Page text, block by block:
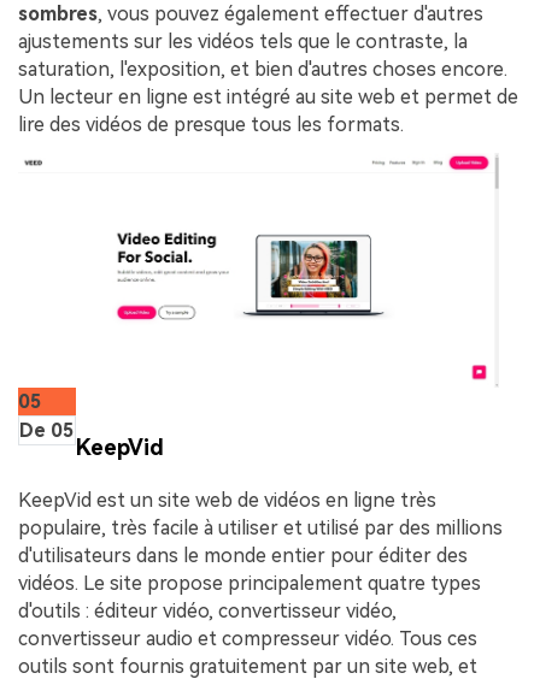
sombres, vous pouvez également effectuer d'autres
ajustements sur les vidéos tels que le contraste, la
saturation, l'exposition, et bien d'autres choses encore.
Un lecteur en ligne est intégré au site web et permet de
lire des vidéos de presque tous les formats.
05
De 05
KeepVid
KeepVid est un site web de vidéos en ligne très
populaire, très facile à utiliser et utilisé par des millions
d'utilisateurs dans le monde entier pour éditer des
vidéos. Le site propose principalement quatre types
d'outils : éditeur vidéo, convertisseur vidéo,
convertisseur audio et compresseur vidéo. Tous ces
outils sont fournis gratuitement par un site web, et